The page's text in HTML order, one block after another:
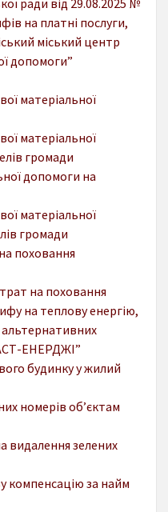
на платні послуги,
міський центр
допомоги”
матеріальної
матеріальної
громади
допомоги на
матеріальної
громади
поховання
на поховання
на теплову енергію,
ЕНЕРДЖІ”
будинку у жилий
номерів об’єктам
видалення зелених
компенсацію за найм